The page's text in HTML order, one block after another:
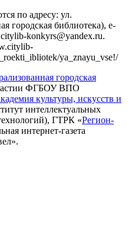
по адресу: ул.
городская библиотека), e-
konkyrs@yandex.ru.
ya_znayu_vse!/
городская
ФГБОУ ВПО
культуры, искусств и
интеллектуальных
ГТРК «Регион-
интернет-газета